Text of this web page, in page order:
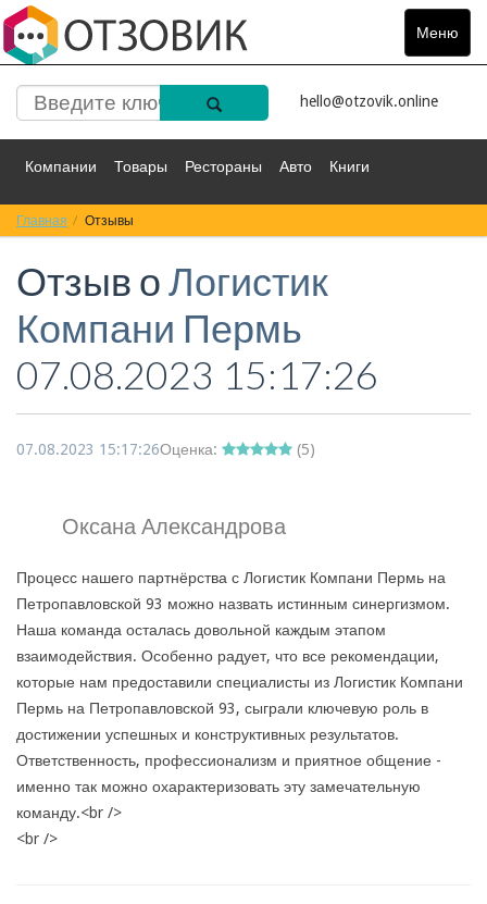
Меню
Toggle
hello@otzovik.online
Компании Товары Рестораны Авто Книги
Спорт Фильмы
Красота Здоровье Остальное
Главная Отзывы
Отзыв оЛогистик
Компани Пермь
07.08.2023 15:17:26
07.08.2023 15:17:26Оценка: (5)
Оксана Александрова
Процесс нашего партнёрства с Логистик Компани Пермь на
Петропавловской 93 можно назвать истинным синергизмом.
Наша команда осталась довольной каждым этапом
взаимодействия. Особенно радует, что все рекомендации,
которые нам предоставили специалисты из Логистик Компани
Пермь на Петропавловской 93, сыграли ключевую роль в
достижении успешных и конструктивных результатов.
Ответственность, профессионализм и приятное общение -
именно так можно охарактеризовать эту замечательную
команду.<br />
<br />